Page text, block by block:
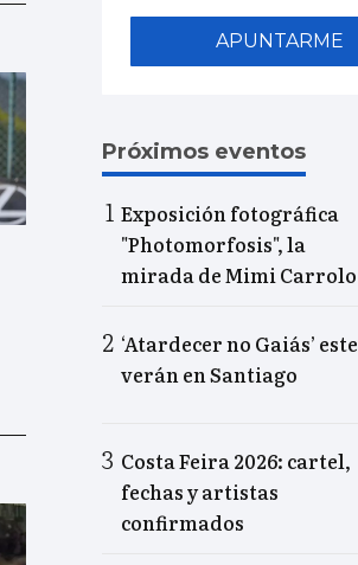
APUNTARME
Próximos eventos
Exposición fotográfica
"Photomorfosis", la
mirada de Mimi Carrolo
‘Atardecer no Gaiás’ este
verán en Santiago
Costa Feira 2026: cartel,
fechas y artistas
confirmados